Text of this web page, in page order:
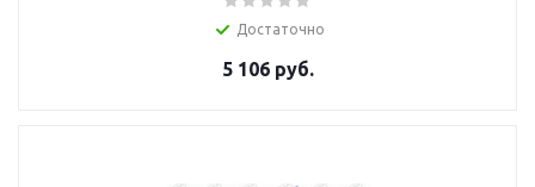
Достаточно
5 106 руб.